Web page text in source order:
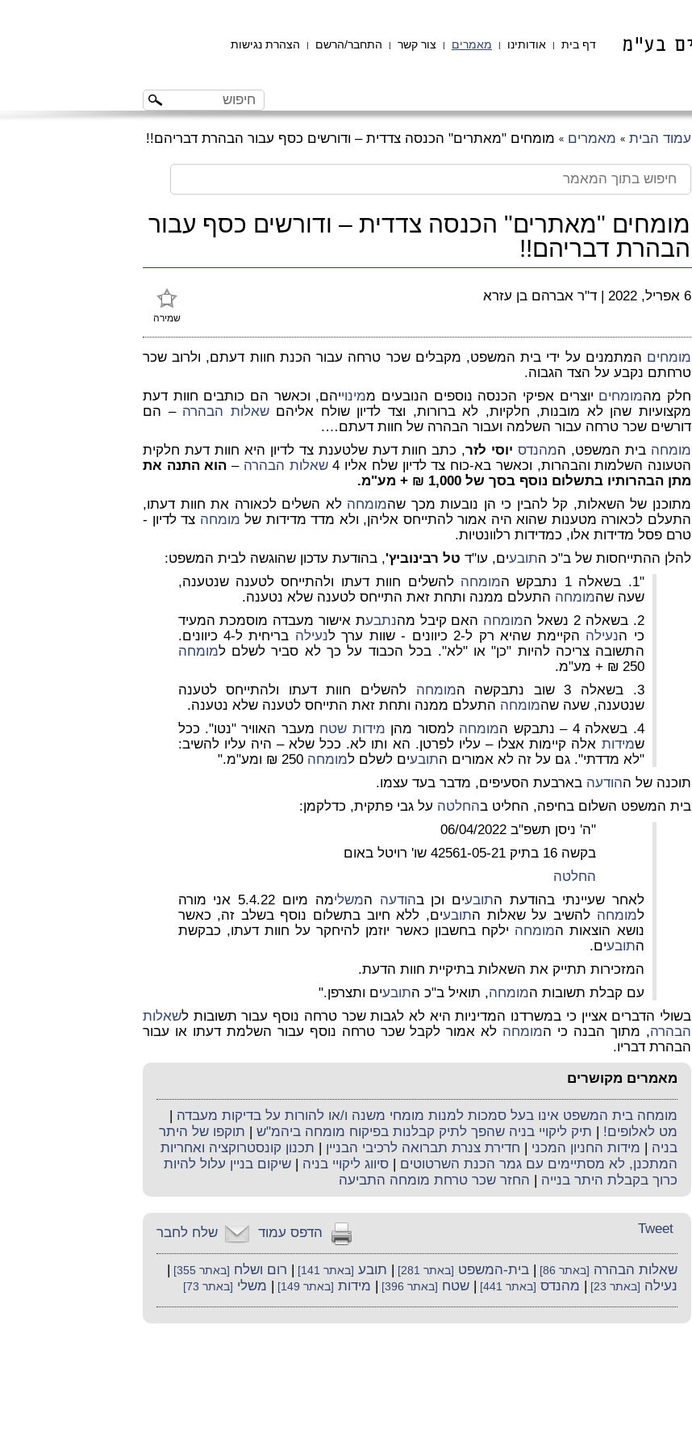
דף בית | אודותינו | מאמרים | צור קשר | התחבר/הרשם | הצהרת נגישות
עמוד הבית » מאמרים » מומחים "מאתרים" הכנסה צדדית – ודורשים כסף עבור הבהרת דבריהם!!
מומחים "מאתרים" הכנסה צדדית – ודורשים כסף עבור
הבהרת דבריהם!!
שמירה
6 אפריל, 2022 | ד"ר אברהם בן עזרא
מומחים המתמנים על ידי בית המשפט, מקבלים שכר טרחה עבור הכנת חוות דעתם, ולרוב שכר
טרחתם נקבע על הצד הגבוה.
חלק מהמומחים יוצרים אפיקי הכנסה נוספים הנובעים ממינוייהם, וכאשר הם כותבים חוות דעת
מקצועיות שהן לא מובנות, חלקיות, לא ברורות, וצד לדיון שולח אליהםשאלות הבהרה – הם
דורשים שכר טרחה עבור השלמה ועבור הבהרה של חוות דעתם….
מומחה בית המשפט, המהנדס יוסי לזר, כתב חוות דעת שלטענת צד לדיון היא חוות דעת חלקית
הטעונה השלמות והבהרות, וכאשר בא-כוח צד לדיון שלח אליו 4
שאלות הבהרה – הוא התנה את
מתן הבהרותיו בתשלום נוסף בסך של 1,000 ₪ + מע"מ.
מתוכנן של השאלות, קל להבין כי הן נובעות מכך שהמומחה לא השלים לכאורה את חוות דעתו,
התעלם לכאורה מטענות שהוא היה אמור להתייחס אליהן, ולא מדד מדידות של מומחה צד לדיון -
טרם פסל מדידות אלו, כמדידות רלוונטיות.
להלן ההתייחסות של ב"כ התובעים, עו"ד טל רבינוביץ', בהודעת עדכון שהוגשה לבית המשפט:
"1. בשאלה 1 נתבקש ה
מומחה להשלים חוות דעתו ולהתייחס לטענה שנטענה,
שעה שהמומחה התעלם ממנה ותחת זאת התייחס לטענה שלא נטענה.
2. בשאלה 2 נשאל ה
מומחה האם קיבל מהנתבעת אישור מעבדה מוסמכת המעיד
כי הנעילה הקיימת שהיא רק ל-2 כיוונים - שוות ערך ל נעילה
בריחית ל-4 כיוונים.
התשובה צריכה להיות "כן" או "לא". בכל הכבוד על כך לא סביר לשלם למומחה
250 ₪ + מע"מ.
3. בשאלה 3 שוב נתבקשה ה
מומחה להשלים חוות דעתו ולהתייחס לטענה
שנטענה, שעה שהמומחה התעלם ממנה ותחת זאת התייחס לטענה שלא נטענה.
4. בשאלה 4 – נתבקש ה
מומחה למסור מהן מידות שטח מעבר האוויר "נטו". ככל
שמידות אלה קיימות אצלו – עליו לפרטן. הא ותו לא. ככל שלא – היה עליו להשיב:
"לא מדדתי". גם על זה לא אמורים התובעים לשלם למומחה 250 ₪ ומע"מ."
תוכנה של ההודעה בארבעת הסעיפים, מדבר בעד עצמו.
בית המשפט השלום בחיפה, החליט בהחלטה על גבי פתקית, כדלקמן:
"ה' ניסן תשפ"ב 06/04/2022
בקשה 16 בתיק 42561-05-21 שו' רויטל באום
החלטה
לאחר שעיינתי בהודעת התובעים וכן בהודעה המשלי
מה מיום 5.4.22 אני מורה
למומחה להשיב על שאלות התובעים, ללא חיוב בתשלום נוסף בשלב זה, כאשר
נושא הוצאות המומחה ילקח בחשבון כאשר יוזמן להיחקר על חוות דעתו, כבקשת
התובעים.
המזכירות תתייק את השאלות בתיקיית חוות הדעת.
עם קבלת תשובות המומחה, תואיל ב"כ התובעים ותצרפן."
בשולי הדברים אציין כי במשרדנו המדיניות היא לא לגבות שכר טרחה נוסף עבור תשובות לשאלות
הבהרה, מתוך הבנה כי המומחה לא אמור לקבל שכר טרחה נוסף עבור השלמת דעתו או עבור
הבהרת דבריו.
מאמרים מקושרים
מומחה בית המשפט אינו בעל סמכות למנות מומחי משנה ו/או להורות על בדיקות מעבדה |
מט לאלופים! | תיק ליקויי בניה שהפך לתיק קבלנות בפיקוח מומחה ביהמ"ש | תוקפו של היתר
בניה | מידות החניון המכני | חדירת צנרת תברואה לרכיבי הבניין | תכנון קונסטרוקציה ואחריות
המתכנן, לא מסתיימים עם גמר הכנת השרטוטים | סיווג ליקויי בניה | שיקום בניין עלול להיות
כרוך בקבלת היתר בנייה | החזר שכר טרחת מומחה התביעה
שלח לחבר הדפס עמוד Tweet
שאלות הבהרה [באתר 86] | בית-המשפט [באתר 281] | תובע [באתר 141] | רום ושלח [באתר 355]
|
נעילה [באתר 23] | מהנדס [באתר 441] | שטח [באתר 396] | מידות [באתר 149] | משלי [באתר 73]